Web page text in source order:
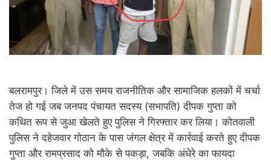
बलरामपुर। जिले में उस समय राजनीतिक और सामाजिक हलकों में चर्चा
तेज हो गई जब जनपद पंचायत सदस्य (सभापति) दीपक गुप्ता को
कथित रूप से जुआ खेलते हुए पुलिस ने गिरफ्तार कर लिया। कोतवाली
पुलिस ने दहेजवार गोठान के पास जंगल क्षेत्र में कार्रवाई करते हुए दीपक
गुप्ता और रामप्रसाद को मौके से पकड़ा, जबकि अंधेरे का फायदा